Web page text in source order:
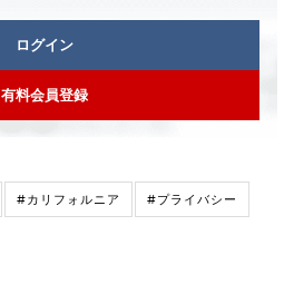
ログイン
有料会員登録
#カリフォルニア #プライバシー